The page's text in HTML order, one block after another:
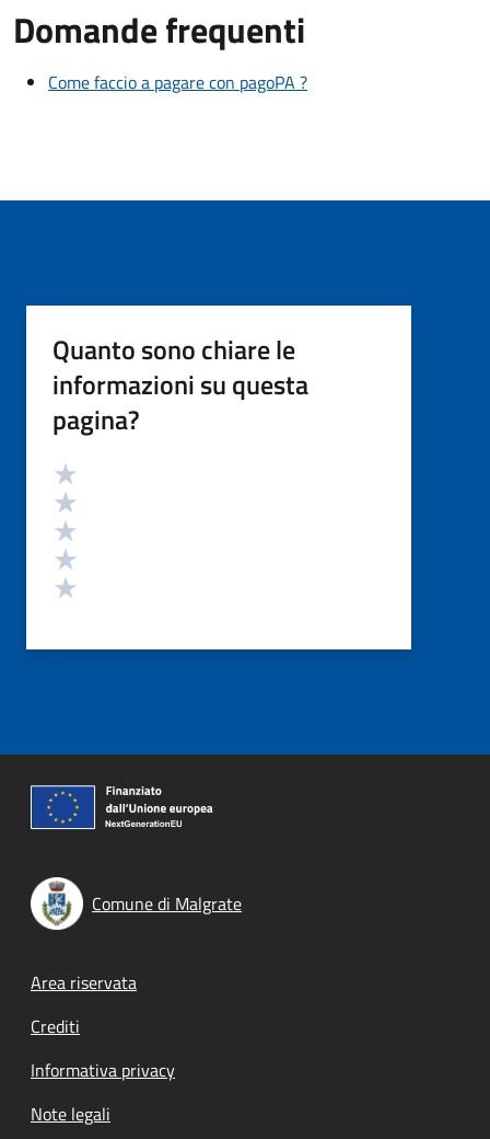
Domande frequenti
Come faccio a pagare con pagoPA ?
Quanto sono chiare le
informazioni su questa
pagina?
Valutazione
Comune di Malgrate
Footer menu
Area riservata
Crediti
Informativa privacy
Note legali